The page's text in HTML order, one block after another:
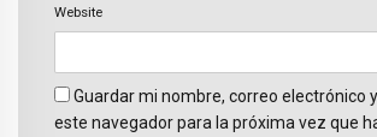
Website
Guardar mi nombre, correo electrónico
este navegador para la próxima vez que